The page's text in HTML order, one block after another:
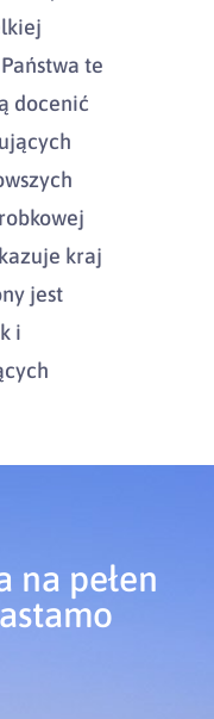
te
docenić
kraj
jest
i
na pełen